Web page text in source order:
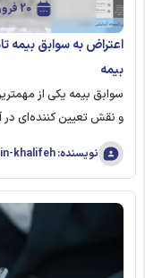
20 فروردین 1405
اعتراض به سوابق بیمه
بیمه
سوابق بیمه یکی از
و نقش تعیین‌ کننده‌ای در
نویسنده: admin-khalifeh